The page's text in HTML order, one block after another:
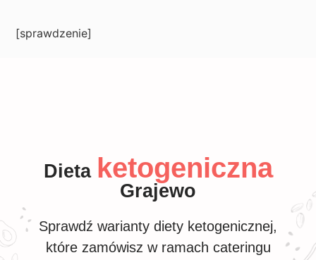
[sprawdzenie]
Dieta ketogeniczna
Grajewo
Sprawdź warianty diety ketogenicznej,
które zamówisz w ramach cateringu